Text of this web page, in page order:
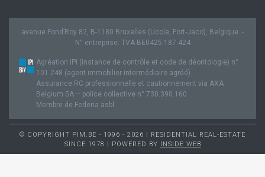
avenue Fond’Roy 82, B-1180 Bruxelles (Uccle, Fort-Jaco), Belgique. -
N° entreprise: TVA BE0425.187.424
Agréation IPI (instance de contrôle et code de déontologie) n°
101.248 (agent immobilier intermédiaire agréé).
Assurance RC professionnelle et cautionnement via AXA
Belgium SA – police collective n° 730.390.160
Membre de Federia asbl
© COPYRIGHT PIM.BE - 1996 - 2026 | RESIDENTIAL REAL-ESTATE
SINCE 1978 | POWERED BY INSIDE WEB